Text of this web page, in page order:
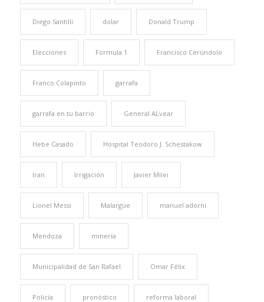
Diego Santilli dolar Donald Trump
Elecciones Formula 1 Francisco Cerúndolo
Franco Colapinto garrafa
garrafa en tu barrio General ALvear
Hebe Casado Hospital Teodoro J. Schestakow
Iran Irrigación Javier Milei
Lionel Messi Malargüe manuel adorni
Mendoza minería
Municipalidad de San Rafael Omar Félix
Policía pronóstico reforma laboral